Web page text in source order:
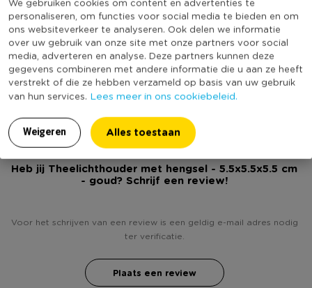
personaliseren, om functies voor social media te bieden en om
ons websiteverkeer te analyseren. Ook delen we informatie
over uw gebruik van onze site met onze partners voor social
media, adverteren en analyse. Deze partners kunnen deze
gegevens combineren met andere informatie die u aan ze heeft
verstrekt of die ze hebben verzameld op basis van uw gebruik
van hun services. Lees meer in ons cookiebeleid.
Weigeren Alles toestaan
Kleur
Goudkleurig
Minimale bestelhoeveelheid
2
Productlengte (cm)
5.5
Duurzaamheidsscore
(Nog) geen score
bekend
Heb jij Theelichthouder met hengsel - 5.5x5.5x5.5 cm
- goud? Schrijf een review!
Voor het schrijven van een review is een geldig e-mail adres nodig
ter verificatie.
Plaats een review